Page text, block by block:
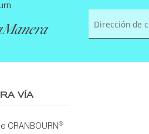
VÍA
CRANBOURN®